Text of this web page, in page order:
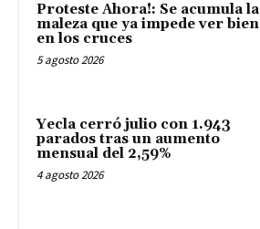
Proteste Ahora!: Se acumula la
maleza que ya impede ver bien
en los cruces
5 agosto 2026
Yecla cerró julio con 1.943
parados tras un aumento
mensual del 2,59%
4 agosto 2026